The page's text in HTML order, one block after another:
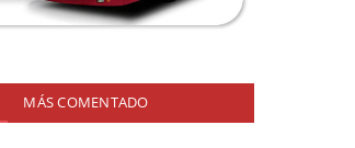
MÁS COMENTADO